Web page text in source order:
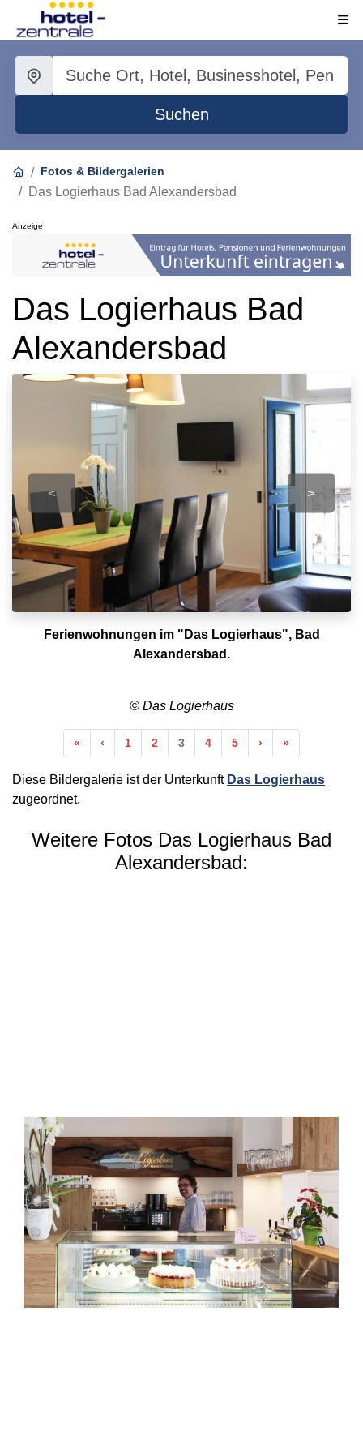
Suchen
Fotos & Bildergalerien
Das Logierhaus Bad Alexandersbad
Anzeige
Das Logierhaus Bad
Alexandersbad
< >
Ferienwohnungen im "Das Logierhaus", Bad
Alexandersbad.
© Das Logierhaus
« Anfang
‹ Vorherige
1 2 3 4 5 › Nächste
»
Diese Bildergalerie ist der Unterkunft Das Logierhaus
zugeordnet.
Weitere Fotos Das Logierhaus Bad
Alexandersbad: